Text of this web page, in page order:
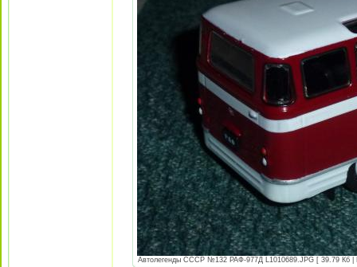
Автолегенды СССР №132 РАФ-977Д L1010689.JPG [ 39.79 Кб |